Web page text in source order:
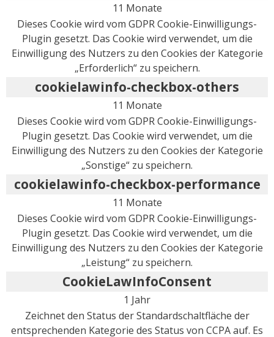
11 Monate
Dieses Cookie wird vom GDPR Cookie-Einwilligungs-
Plugin gesetzt. Das Cookie wird verwendet, um die
Einwilligung des Nutzers zu den Cookies der Kategorie
„Erforderlich“ zu speichern.
cookielawinfo-checkbox-others
11 Monate
Dieses Cookie wird vom GDPR Cookie-Einwilligungs-
Plugin gesetzt. Das Cookie wird verwendet, um die
Einwilligung des Nutzers zu den Cookies der Kategorie
„Sonstige“ zu speichern.
cookielawinfo-checkbox-performance
11 Monate
Dieses Cookie wird vom GDPR Cookie-Einwilligungs-
Plugin gesetzt. Das Cookie wird verwendet, um die
Einwilligung des Nutzers zu den Cookies der Kategorie
„Leistung“ zu speichern.
CookieLawInfoConsent
1 Jahr
Zeichnet den Status der Standardschaltfläche der
entsprechenden Kategorie des Status von CCPA auf. Es